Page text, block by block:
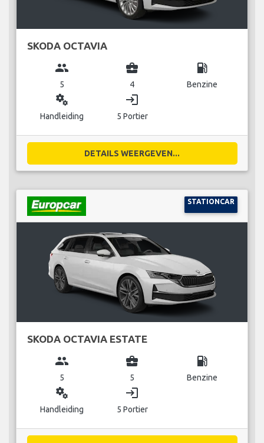
SKODA OCTAVIA
group
5
business_center
4
local_gas_station
Benzine
miscellaneous_services
Handleiding
login
5 Portier
DETAILS WEERGEVEN...
STATIONCAR
SKODA OCTAVIA ESTATE
group
5
business_center
5
local_gas_station
Benzine
miscellaneous_services
Handleiding
login
5 Portier